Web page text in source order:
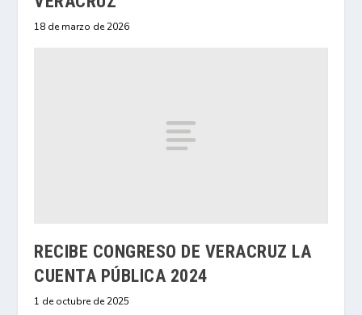
18 de marzo de 2026
RECIBE CONGRESO DE VERACRUZ LA
CUENTA PÚBLICA 2024
1 de octubre de 2025